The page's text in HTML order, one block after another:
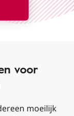
voor
moeilijk